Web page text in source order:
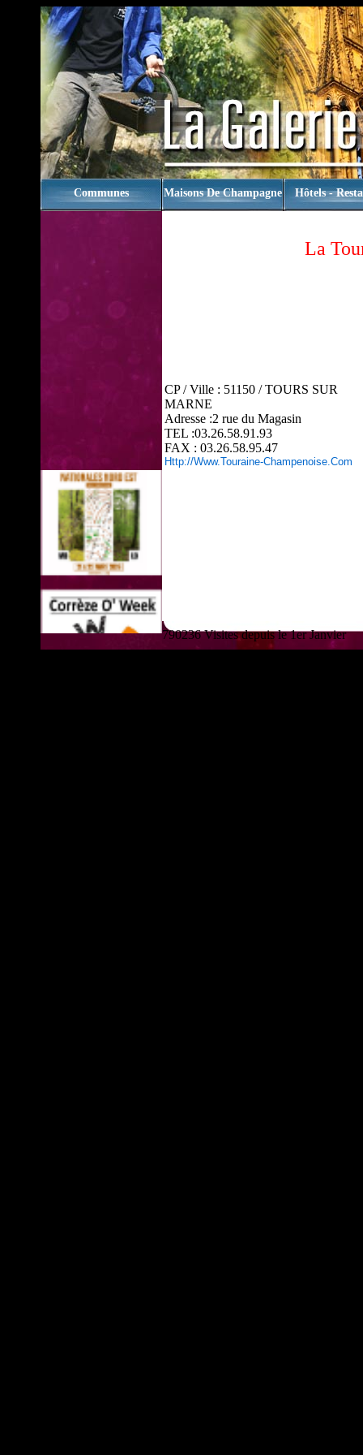
Communes Maisons De Champagne Hôtels -
La
CP / Ville : 51150 / TOURS SUR
MARNE
Adresse :2 rue du Magasin
TEL :03.26.58.91.93
FAX : 03.26.58.95.47
Http://www.touraine-Champenoise.com
790236 Visites depuis le 1er Janvier